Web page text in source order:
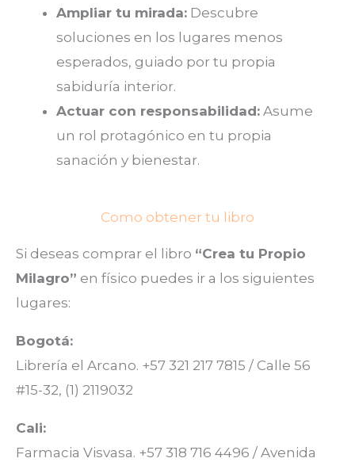
Ampliar tu mirada: Descubre
soluciones en los lugares menos
esperados, guiado por tu propia
sabiduría interior.
Actuar con responsabilidad: Asume
un rol protagónico en tu propia
sanación y bienestar.
Como obtener tu libro
Si deseas comprar el libro “Crea tu Propio
Milagro” en físico puedes ir a los siguientes
lugares:
Bogotá:
Librería el Arcano. +57 321 217 7815 / Calle 56
#15-32, (1) 2119032
Cali:
Farmacia Visvasa. +57 318 716 4496 / Avenida